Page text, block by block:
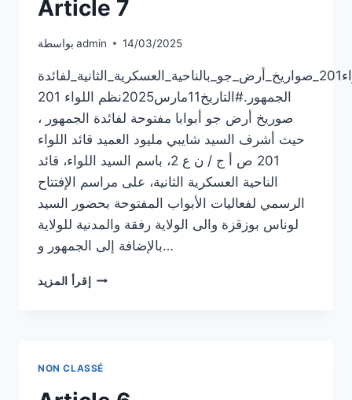
Article 7
بواسطة admin 14/03/2025
حدث_فعاليات_الأبواب_المفتوحة_على_مستوى_اللواء201_صواريخ_أرض_جو_بالناحية_العسكرية_الثانية_لفائدة
الجمهور.#التاريخ11مارس2025نظم اللواء 201
صوريخ أرض جو أبوابا مفتوحة لفائدة الجمهور ،
حيث أشرف السيد شايبي مليود العميد قائد اللواء
201 ص أ ج / ن ع 2، باسم السيد اللواء، قائد
الناحية العسكرية الثانية، على مراسم الإفتتاح
الرسمي لفعاليات الأبواب المفتوحة بحضور السيد
لوناس بوزقزة والى الولاية رفقة والمدنية للولاية
بالإضافة إلى الجمهور و…
إقرأ المزيدARTICLE
NON CLASSÉ